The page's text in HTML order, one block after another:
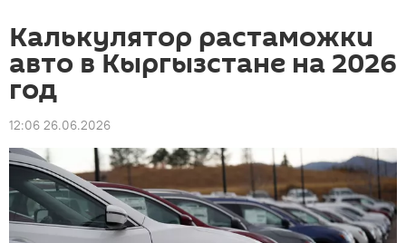
Калькулятор растаможки
авто в Кыргызстане на 2026
год
12:06 26.06.2026